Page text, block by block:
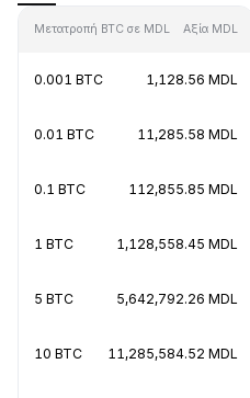
Μετατροπή BTC σε MDL Αξία MDL
0.001 BTC 1,128.56 MDL
0.01 BTC 11,285.58 MDL
0.1 BTC 112,855.85 MDL
1 BTC 1,128,558.45 MDL
5 BTC 5,642,792.26 MDL
10 BTC 11,285,584.52 MDL